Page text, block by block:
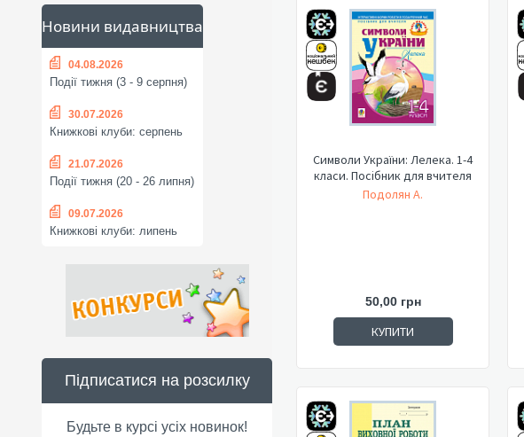
Новини видавництва
04.08.2026
Події тижня (3 - 9 серпня)
30.07.2026
Книжкові клуби: серпень
21.07.2026
Події тижня (20 - 26 липня)
09.07.2026
Книжкові клуби: липень
Підписатися на розсилку
Будьте в курсі усіх новинок!
Символи України: Лелека. 1-4
класи. Посібник для вчителя
Подолян А.
50,00 грн
КУПИТИ